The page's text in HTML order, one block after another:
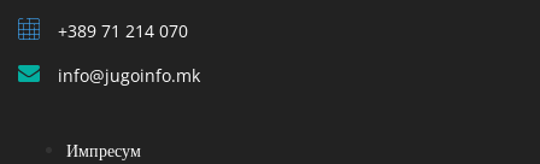
+389 71 214 070
info@jugoinfo.mk
Импресум